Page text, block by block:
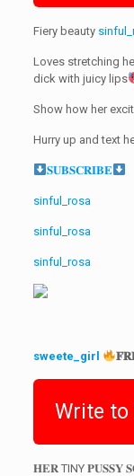
Fiery beauty
Loves stretching
dick with juicy lips
Show how her
Hurry up and text
𝐒𝐔𝐁𝐒𝐂𝐑𝐈𝐁𝐄
sinful_rosa
sinful_rosa
sinful_rosa
sweete_girl
Write to
𝐇𝐄𝐑 TINY